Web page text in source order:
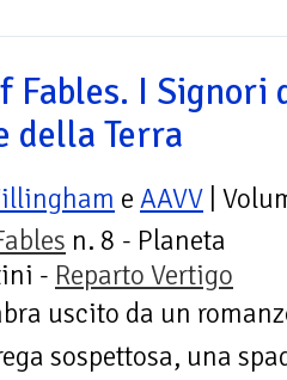
Fables. I Signori
della Terra
e AAVV |
n. 8 - Planeta
- Reparto Vertigo
uscito da un
sospettosa, una